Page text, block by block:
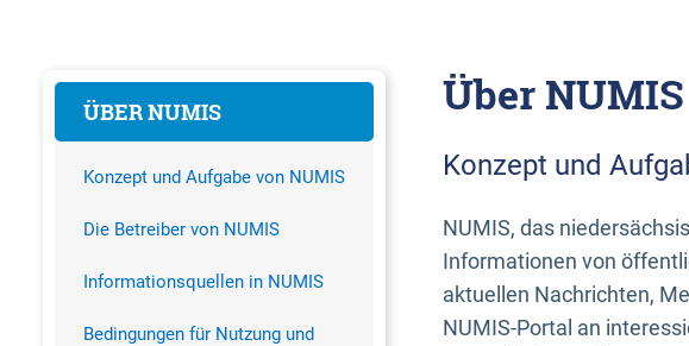
ÜBER NUMIS
Konzept und Aufgabe von NUMIS
Die Betreiber von NUMIS
Informationsquellen in NUMIS
Bedingungen für Nutzung und
Über NUMIS
Konzept und
NUMIS, das
Informationen von
aktuellen Nachrichten,
NUMIS-Portal an